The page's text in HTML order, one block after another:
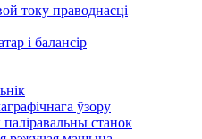
току праводнасці
і балансір
ўзору
станок